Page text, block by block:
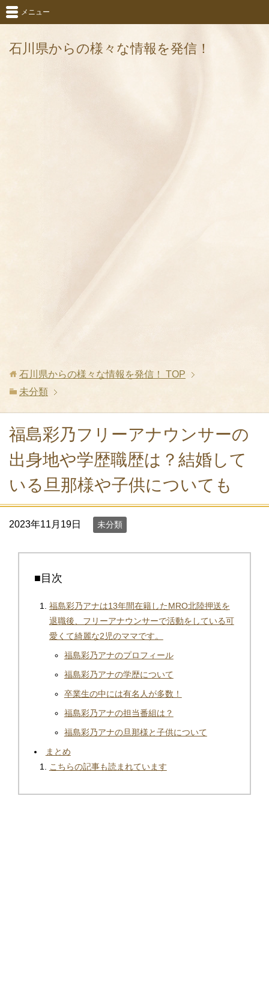
石川県からの様々な情報を発信！
メニュー
石川県からの様々な情報を発信！
TOP
未分類
福島彩乃フリーアナウンサーの
出身地や学歴職歴は？結婚して
いる旦那様や子供についても
2023年11月19日 未分類
■目次
福島彩乃アナは13年間在籍したMRO北陸押送を
退職後、フリーアナウンサーで活動をしている可
愛くて綺麗な2児のママです。
福島彩乃アナのプロフィール
福島彩乃アナの学歴について
卒業生の中には有名人が多数！
福島彩乃アナの担当番組は？
福島彩乃アナの旦那様と子供について
まとめ
こちらの記事も読まれています